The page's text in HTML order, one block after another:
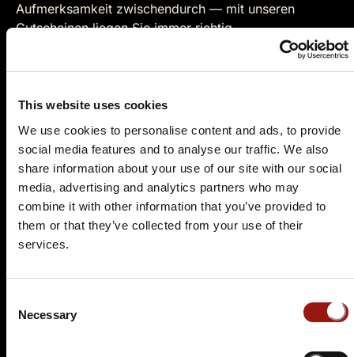
This website uses cookies
We use cookies to personalise content and ads, to provide
social media features and to analyse our traffic. We also
share information about your use of our site with our social
media, advertising and analytics partners who may
combine it with other information that you’ve provided to
them or that they’ve collected from your use of their
services.
Selection
Necessary
Aufmerksamkeit zwischendurch — mit unseren
Gutscheinen liegen Sie immer richtig.
Es wurden leider keine aktuellen Veranstaltungen
für diesen Tatort gefunden.
Nutzen Sie doch einfach die Suchfunktion, um
einen passenden Krimidinner-Spielort in Ihrer
Nähe zu finden.
Münchingen